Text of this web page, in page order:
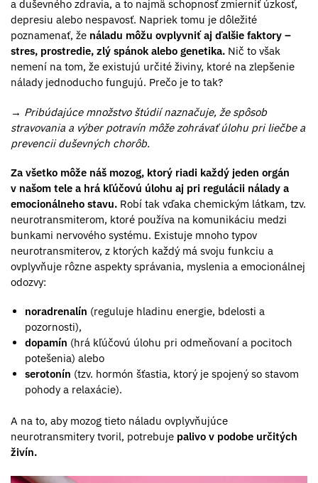
a duševného zdravia, a to najmä schopnosť zmierniť úzkosť,
depresiu alebo nespavosť. Napriek tomu je dôležité
poznamenať, že náladu môžu ovplyvniť aj ďalšie faktory –
stres, prostredie, zlý spánok alebo genetika. Nič to však
nemení na tom, že existujú určité živiny, ktoré na zlepšenie
nálady jednoducho fungujú. Prečo je to tak?
→ Pribúdajúce množstvo štúdií naznačuje, že spôsob
stravovania a výber potravín môže zohrávať úlohu pri liečbe a
prevencii duševných chorôb.
Za všetko môže náš mozog, ktorý riadi každý jeden orgán
v našom tele a hrá kľúčovú úlohu aj pri regulácii nálady a
emocionálneho stavu. Robí tak vďaka chemickým látkam, tzv.
neurotransmiterom, ktoré používa na komunikáciu medzi
bunkami nervového systému. Existuje mnoho typov
neurotransmiterov, z ktorých každý má svoju funkciu a
ovplyvňuje rôzne aspekty správania, myslenia a emocionálnej
odozvy:
noradrenalín (reguluje hladinu energie, bdelosti a
pozornosti),
dopamín (hrá kľúčovú úlohu pri odmeňovaní a pocitoch
potešenia) alebo
serotonín (tzv. hormón šťastia, ktorý je spojený so stavom
pohody a relaxácie).
A na to, aby mozog tieto náladu ovplyvňujúce
neurotransmitery tvoril, potrebuje palivo v podobe určitých
živín.